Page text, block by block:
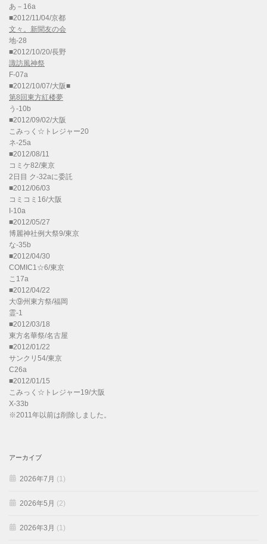
あ－16a
■2012/11/04/京都
文々。新聞友の会
地-28
■2012/10/20/長野
諏訪風神祭
F-07a
■2012/10/07/大阪■
第8回東方紅楼夢
う-10b
■2012/09/02/大阪
こみっく☆トレジャー20
ネ-25a
■2012/08/11
コミケ82/東京
2日目 ク-32aに委託
■2012/06/03
コミコミ16/大阪
I-10a
■2012/05/27
博麗神社例大祭9/東京
な-35b
■2012/04/30
COMIC1☆6/東京
こ17a
■2012/04/22
大⑨州東方祭/福岡
霊-1
■2012/03/18
東方名華祭/名古屋
■2012/01/22
サンクリ54/東京
C26a
■2012/01/15
こみっく☆トレジャー19/大阪
X-33b
※2011年以前は削除しました。
アーカイブ
2026年7月 (1)
2026年5月 (2)
2026年3月 (1)